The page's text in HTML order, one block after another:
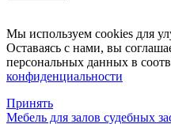
Мы используем cookies для
Оставаясь с нами, вы
персональных данных в
конфиденциальности
Принять
Мебель для залов судебных